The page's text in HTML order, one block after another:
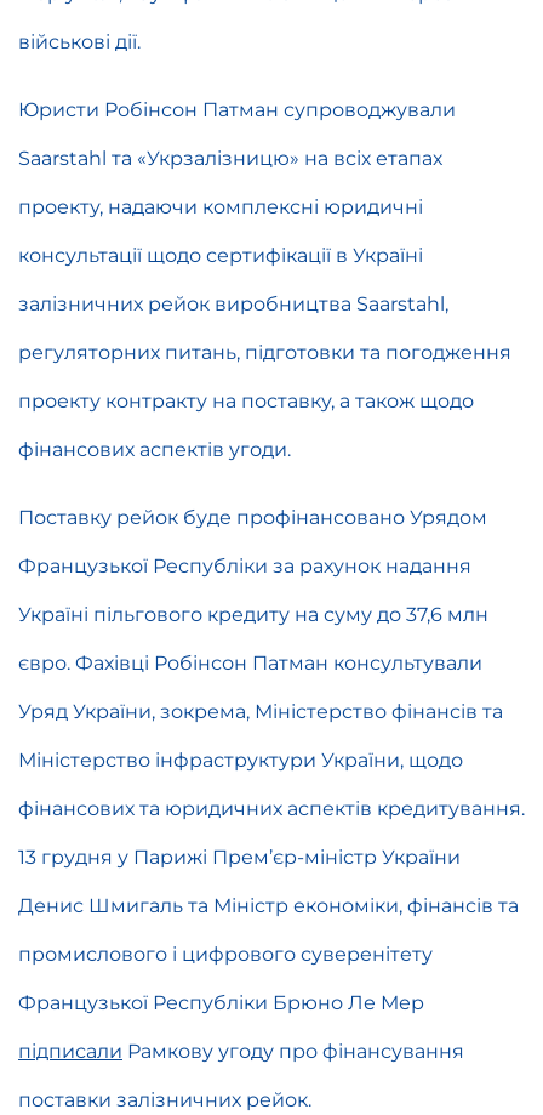
військові дії.
Юристи Робінсон Патман супроводжували
Saarstahl та «Укрзалізницю» на всіх етапах
проекту, надаючи комплексні юридичні
консультації щодо сертифікації в Україні
залізничних рейок виробництва Saarstahl,
регуляторних питань, підготовки та погодження
проекту контракту на поставку, а також щодо
фінансових аспектів угоди.
Поставку рейок буде профінансовано Урядом
Французької Республіки за рахунок надання
Україні пільгового кредиту на суму до 37,6 млн
євро. Фахівці Робінсон Патман консультували
Уряд України, зокрема, Міністерство фінансів та
Міністерство інфраструктури України, щодо
фінансових та юридичних аспектів кредитування.
13 грудня у Парижі Прем’єр-міністр України
Денис Шмигаль та Міністр економіки, фінансів та
промислового і цифрового суверенітету
Французької Республіки Брюно Ле Мер
підписали Рамкову угоду про фінансування
поставки залізничних рейок.